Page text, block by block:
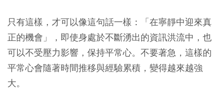
只有這樣，才可以像這句話一樣：「在寧靜中迎來真
正的機會」，即使身處於不斷湧出的資訊洪流中，也
可以不受壓力影響，保持平常心。不要著急，這樣的
平常心會隨著時間推移與經驗累積，變得越來越強
大。